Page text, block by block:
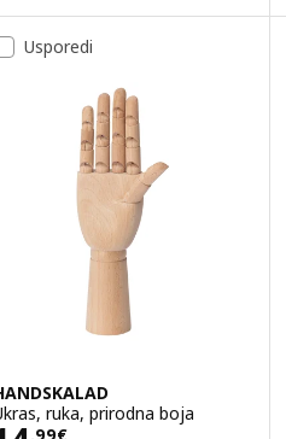
Usporedi
ruka, prirodna boja
,99€